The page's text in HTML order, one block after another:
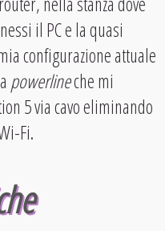
il PC e la quasi
configurazione attuale
powerlineche mi
5 via cavo eliminando
Fi.